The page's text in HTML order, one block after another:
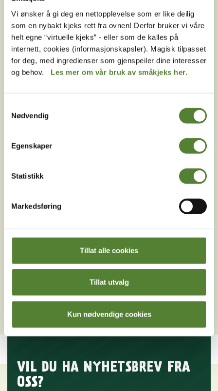
Vi ønsker å gi deg en nettopplevelse som er like deilig
som en nybakt kjeks rett fra ovnen! Derfor bruker vi våre
helt egne “virtuelle kjeks” - eller som de kalles på
internett, cookies (informasjonskapsler). Magisk tilpasset
for deg, med ingredienser som gjenspeiler dine interesser
og behov. Les mer om vår bruk av småkjeks her.
Nødvendig
Egenskaper
Statistikk
Markedsføring
Tillat alle cookies
Tillat utvalg
Kun nødvendige cookies
Kan jeg kjøpe billett til både Dyreparken og
Badelandet samtidig?
Jeg har fått en billett merket «fleksibelt prisnivå»
fra Dyreparken, hva betyr dette?
Har Dyreparken åpne billetter/ikke datofestede
Kan det bli utsolgt for inngangsbilletter til
Hva betyr billett til Begge parker (kombibillett) i
Hva koster det å oppgradere inngangsbilletten i
Jeg finner ikke billetten min til Dyreparken, hva gjør
Må flerdagsbillett i Dyreparken brukes de
VIL DU HA NYHETSBREV FRA
OSS?